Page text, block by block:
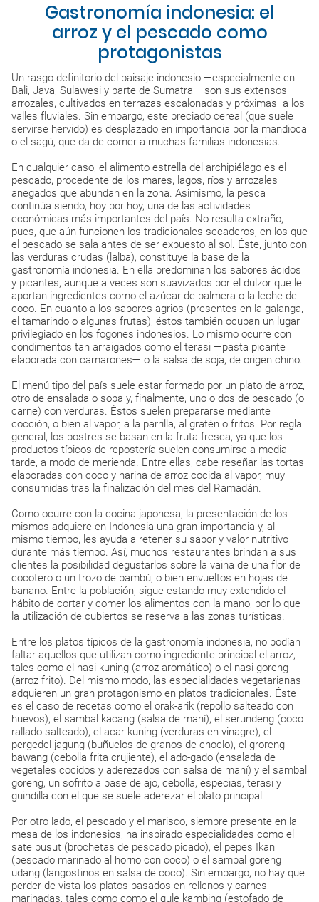
Gastronomía indonesia: el
arroz y el pescado como
protagonistas
Un rasgo definitorio del paisaje indonesio —especialmente en
Bali, Java, Sulawesi y parte de Sumatra— son sus extensos
arrozales, cultivados en terrazas escalonadas y próximas a los
valles fluviales. Sin embargo, este preciado cereal (que suele
servirse hervido) es desplazado en importancia por la mandioca
o el sagú, que da de comer a muchas familias indonesias.
En cualquier caso, el alimento estrella del archipiélago es el
pescado, procedente de los mares, lagos, ríos y arrozales
anegados que abundan en la zona. Asimismo, la pesca
continúa siendo, hoy por hoy, una de las actividades
económicas más importantes del país. No resulta extraño,
pues, que aún funcionen los tradicionales secaderos, en los que
el pescado se sala antes de ser expuesto al sol. Éste, junto con
las verduras crudas (lalba), constituye la base de la
gastronomía indonesia. En ella predominan los sabores ácidos
y picantes, aunque a veces son suavizados por el dulzor que le
aportan ingredientes como el azúcar de palmera o la leche de
coco. En cuanto a los sabores agrios (presentes en la galanga,
el tamarindo o algunas frutas), éstos también ocupan un lugar
privilegiado en los fogones indonesios. Lo mismo ocurre con
condimentos tan arraigados como el terasi —pasta picante
elaborada con camarones— o la salsa de soja, de origen chino.
El menú tipo del país suele estar formado por un plato de arroz,
otro de ensalada o sopa y, finalmente, uno o dos de pescado (o
carne) con verduras. Éstos suelen prepararse mediante
cocción, o bien al vapor, a la parrilla, al gratén o fritos. Por regla
general, los postres se basan en la fruta fresca, ya que los
productos típicos de repostería suelen consumirse a media
tarde, a modo de merienda. Entre ellas, cabe reseñar las tortas
elaboradas con coco y harina de arroz cocida al vapor, muy
consumidas tras la finalización del mes del Ramadán.
Como ocurre con la cocina japonesa, la presentación de los
mismos adquiere en Indonesia una gran importancia y, al
mismo tiempo, les ayuda a retener su sabor y valor nutritivo
durante más tiempo. Así, muchos restaurantes brindan a sus
clientes la posibilidad degustarlos sobre la vaina de una flor de
cocotero o un trozo de bambú, o bien envueltos en hojas de
banano. Entre la población, sigue estando muy extendido el
hábito de cortar y comer los alimentos con la mano, por lo que
la utilización de cubiertos se reserva a las zonas turísticas.
Entre los platos típicos de la gastronomía indonesia, no podían
faltar aquellos que utilizan como ingrediente principal el arroz,
tales como el nasi kuning (arroz aromático) o el nasi goreng
(arroz frito). Del mismo modo, las especialidades vegetarianas
adquieren un gran protagonismo en platos tradicionales. Éste
es el caso de recetas como el orak-arik (repollo salteado con
huevos), el sambal kacang (salsa de maní), el serundeng (coco
rallado salteado), el acar kuning (verduras en vinagre), el
pergedel jagung (buñuelos de granos de choclo), el groreng
bawang (cebolla frita crujiente), el ado-gado (ensalada de
vegetales cocidos y aderezados con salsa de maní) y el sambal
goreng, un sofrito a base de ajo, cebolla, especias, terasi y
guindilla con el que se suele aderezar el plato principal.
Por otro lado, el pescado y el marisco, siempre presente en la
mesa de los indonesios, ha inspirado especialidades como el
sate pusut (brochetas de pescado picado), el pepes Ikan
(pescado marinado al horno con coco) o el sambal goreng
udang (langostinos en salsa de coco). Sin embargo, no hay que
perder de vista los platos basados en rellenos y carnes
marinadas, tales como como el gule kambing (estofado de